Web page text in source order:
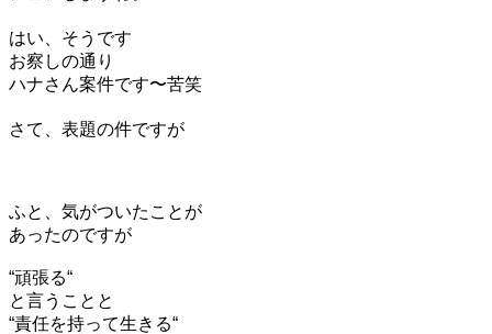
はい、そうです
お察しの通り
ハナさん案件です〜苦笑
さて、表題の件ですが
ふと、気がついたことが
あったのですが
“頑張る“
と言うことと
“責任を持って生きる“